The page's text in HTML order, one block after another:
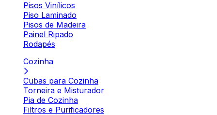
Pisos Vinílicos
Piso Laminado
Pisos de Madeira
Painel Ripado
Rodapés
Cozinha
Cubas para Cozinha
Torneira e Misturador
Pia de Cozinha
Filtros e Purificadores